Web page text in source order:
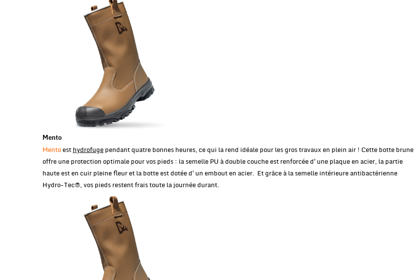
Mento
Mento est hydrofuge pendant quatre bonnes heures, ce qui la rend idéale pour les gros travaux en plein air ! Cette botte brune
offre une protection optimale pour vos pieds : la semelle PU à double couche est renforcée d'une plaque en acier, la partie
haute est en cuir pleine fleur et la botte est dotée d'un embout en acier. Et grâce à la semelle intérieure antibactérienne
Hydro-Tec®, vos pieds restent frais toute la journée durant.